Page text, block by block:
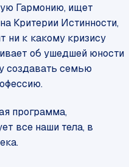
Гармонию, ищет
Критерии Истинности,
ни к какому кризису
об ушедшей юности
создавать семью
программа,
все наши тела, в